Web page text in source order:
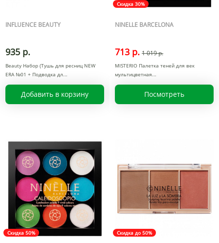
INFLUENCE BEAUTY
935 р.
Beauty Набор (Тушь для ресниц NEW
ERA №01 + Подводка дл
Добавить в корзину
Скидка 30%
NINELLE BARCELONA
713 р. 1 019 р.
MISTERIO Палетка теней для век
мультицветная
Посмотреть
Скидка 50% Скидка до 50%